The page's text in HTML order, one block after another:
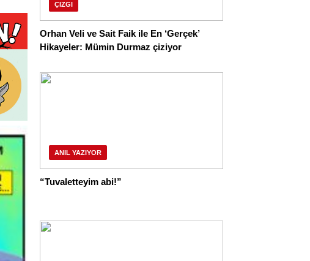
ÇIZGI
Orhan Veli ve Sait Faik ile En ‘Gerçek’
Hikayeler: Mümin Durmaz çiziyor
ANIL YAZIYOR
“Tuvaletteyim abi!”